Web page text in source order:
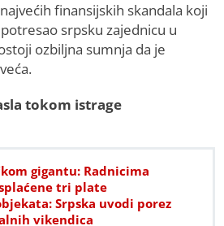
finansijskih skandala koji
srpsku zajednicu u
ozbiljna sumnja da je
tokom istrage
gigantu: Radnicima
tri plate
Srpska uvodi porez
vikendica